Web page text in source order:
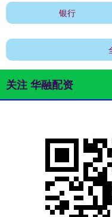
银行
关注 华融配资